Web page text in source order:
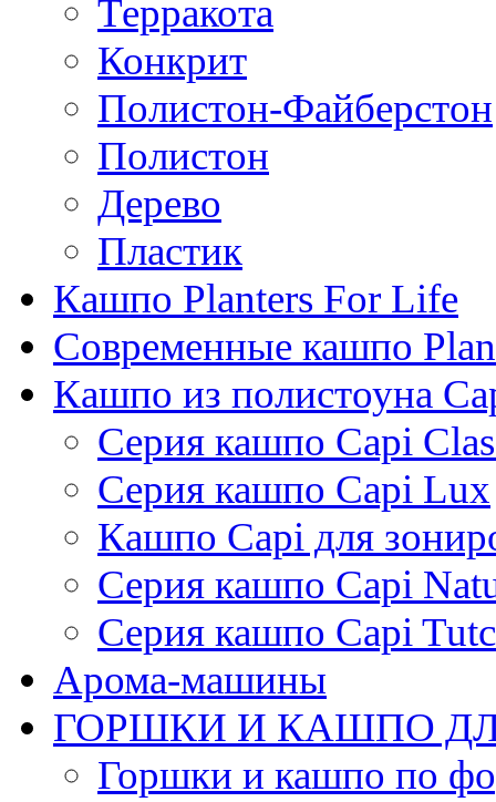
Терракота
Конкрит
Полистон-Файберстон
Полистон
Дерево
Пластик
Кашпо Planters For Life
Современные кашпо
Кашпо из полистоуна
Серия кашпо Capi
Серия кашпо Capi Lux
Кашпо Capi для
Серия кашпо Capi
Серия кашпо Capi
Арома-машины
ГОРШКИ И КАШПО
Горшки и кашпо по